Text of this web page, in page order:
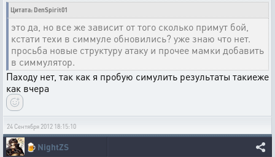
Цитата: DenSpirit01
это да, но все же зависит от того сколько примут бой,
кстати техи в симмуле обновились? уже знаю что нет.
просьба новые структуру атаку и прочее мамки добавить
в симмулятор.
Паходу нет, так как я пробую симулить результаты такиеже
как вчера
24 Сентября 2012 18:15:10
🍺 NightZS